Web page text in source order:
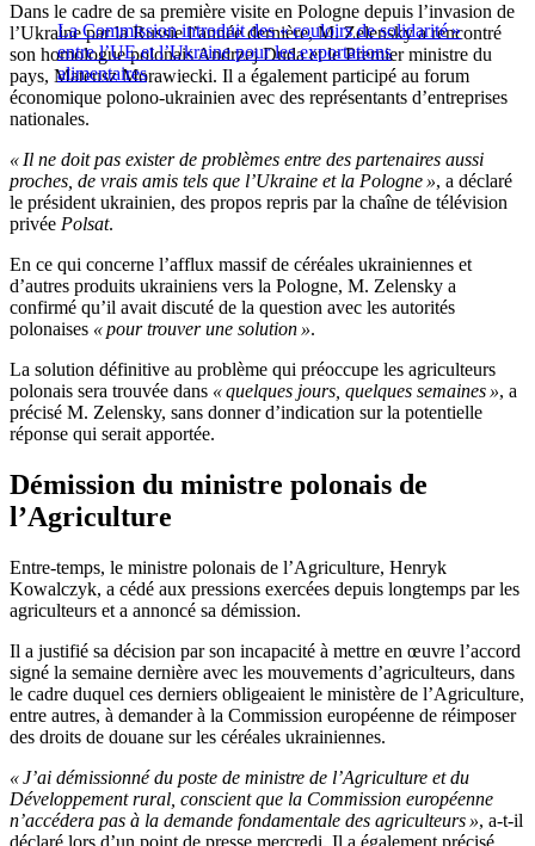
La Commission introduit des « couloirs de solidarité »
entre l’UE et l’Ukraine pour les exportations
alimentaires
Dans le cadre de sa première visite en Pologne depuis l’invasion de
l’Ukraine par la Russie l’année dernière, M. Zelensky a rencontré
son homologue polonais Andrzej Duda et le Premier ministre du
pays, Mateusz Morawiecki. Il a également participé au forum
économique polono-ukrainien avec des représentants d’entreprises
nationales.
« Il ne doit pas exister de problèmes entre des partenaires aussi
proches, de vrais amis tels que l’Ukraine et la Pologne », a déclaré
le président ukrainien, des propos repris par la chaîne de télévision
privée Polsat.
En ce qui concerne l’afflux massif de céréales ukrainiennes et
d’autres produits ukrainiens vers la Pologne, M. Zelensky a
confirmé qu’il avait discuté de la question avec les autorités
polonaises « pour trouver une solution ».
La solution définitive au problème qui préoccupe les agriculteurs
polonais sera trouvée dans « quelques jours, quelques semaines », a
précisé M. Zelensky, sans donner d’indication sur la potentielle
réponse qui serait apportée.
Démission du ministre polonais de
l’Agriculture
Entre-temps, le ministre polonais de l’Agriculture, Henryk
Kowalczyk, a cédé aux pressions exercées depuis longtemps par les
agriculteurs et a annoncé sa démission.
Il a justifié sa décision par son incapacité à mettre en œuvre l’accord
signé la semaine dernière avec les mouvements d’agriculteurs, dans
le cadre duquel ces derniers obligeaient le ministère de l’Agriculture,
entre autres, à demander à la Commission européenne de réimposer
des droits de douane sur les céréales ukrainiennes.
« J’ai démissionné du poste de ministre de l’Agriculture et du
Développement rural, conscient que la Commission européenne
n’accédera pas à la demande fondamentale des agriculteurs », a-t-il
déclaré lors d’un point de presse mercredi. Il a également précisé